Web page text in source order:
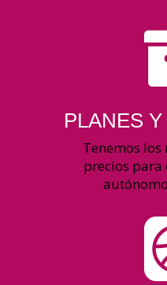
PLANES
Tenemos
precios para